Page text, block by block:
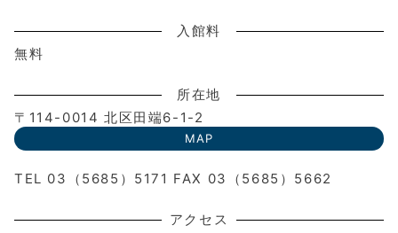
入館料
無料
所在地
〒114-0014 北区田端6-1-2
MAP
TEL 03（5685）5171 FAX 03（5685）5662
アクセス